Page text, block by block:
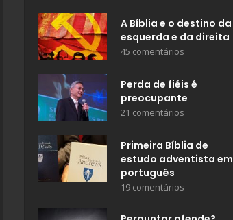
A Bíblia e o destino da
esquerda e da direita
45 comentários
Perda de fiéis é
preocupante
21 comentários
Primeira Bíblia de
estudo adventista em
português
19 comentários